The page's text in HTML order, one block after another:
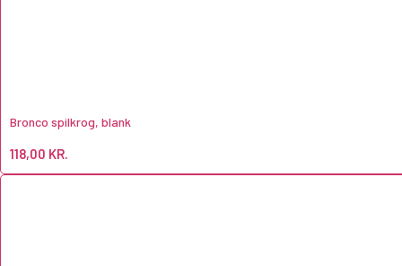
Bronco spilkrog, blank
118,00 KR.